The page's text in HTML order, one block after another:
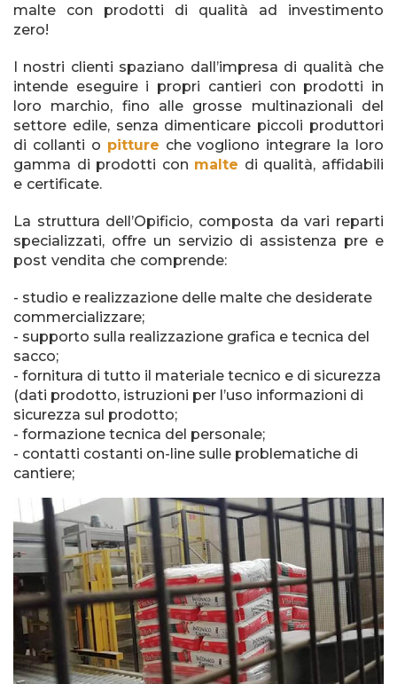
malte con prodotti di qualità ad investimento
zero!
I nostri clienti spaziano dall’impresa di qualità che
intende eseguire i propri cantieri con prodotti in
loro marchio, fino alle grosse multinazionali del
settore edile, senza dimenticare piccoli produttori
di collanti o pitture che vogliono integrare la loro
gamma di prodotti con malte di qualità, affidabili
e certificate.
La struttura dell’Opificio, composta da vari reparti
specializzati, offre un servizio di assistenza pre e
post vendita che comprende:
- studio e realizzazione delle malte che desiderate
commercializzare;
- supporto sulla realizzazione grafica e tecnica del
sacco;
- fornitura di tutto il materiale tecnico e di sicurezza
(dati prodotto, istruzioni per l’uso informazioni di
sicurezza sul prodotto;
- formazione tecnica del personale;
- contatti costanti on-line sulle problematiche di
cantiere;